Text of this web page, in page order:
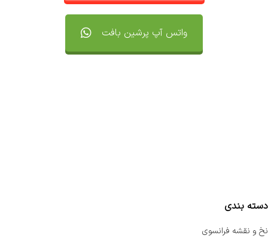
واتس آپ پرشین بافت
دسته بندی
نخ و نقشه فرانسوی